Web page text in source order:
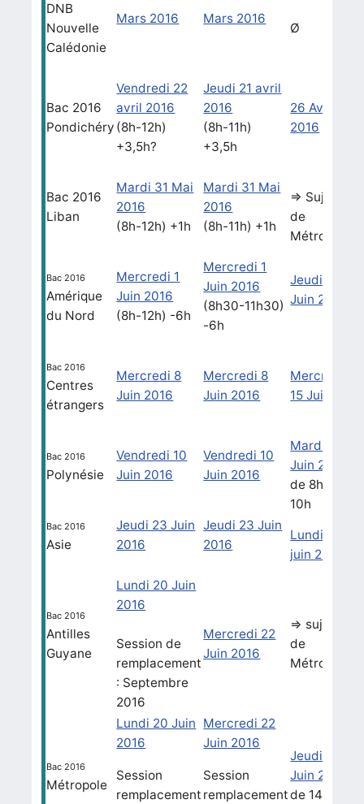
DNB
Nouvelle
Calédonie
Mars 2016 Mars 2016
Ø
Bac 2016
Pondichéry
Vendredi 22
avril 2016
(8h-12h)
+3,5h?
Jeudi 21 avril
2016
(8h-11h)
+3,5h
26 Avril
2016
Bac 2016
Liban
Mardi 31 Mai
2016
(8h-12h) +1h
Mardi 31 Mai
2016
(8h-11h) +1h
=> Sujet
de
Métropole
Bac 2016
Amérique
du Nord
Mercredi 1
Juin 2016
(8h-12h) -6h
Mercredi 1
Juin 2016
(8h30-11h30)
-6h
Jeudi 9
Juin 2016
Bac 2016
Centres
étrangers
Mercredi 8
Juin 2016
Mercredi 8
Juin 2016
Mercredi
15 Juin
Bac 2016
Polynésie
Vendredi 10
Juin 2016
Vendredi 10
Juin 2016
Mardi 21
Juin 2016
de 8h à
10h
Bac 2016
Asie
Jeudi 23 Juin
2016
Jeudi 23 Juin
2016
Lundi 27
juin 2016
Bac 2016
Antilles
Guyane
Lundi 20 Juin
2016
Session de
remplacement
: Septembre
2016
Mercredi 22
Juin 2016
=> sujet
de
Métropole
Bac 2016
Métropole
Lundi 20 Juin
2016
Session
remplacement
Mercredi 22
Juin 2016
Session
remplacement
Jeudi 23
Juin 2016
de 14h30